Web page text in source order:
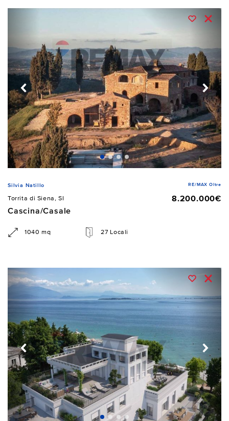
Silvia Natillo RE/MAX Oltre
Torrita di Siena, SI
8.200.000€
Cascina/Casale
1040 mq 27 Locali